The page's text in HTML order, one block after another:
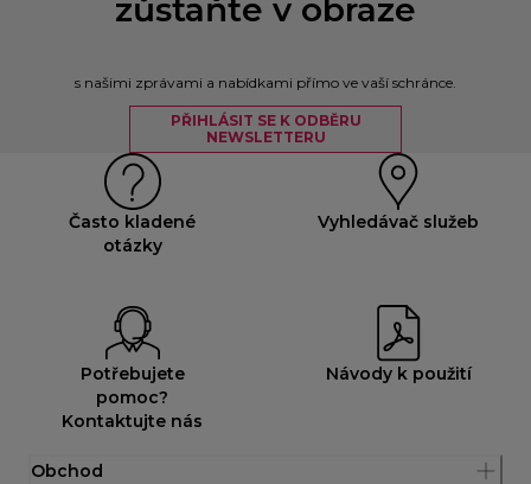
zůstaňte v obraze
s našimi zprávami a nabídkami přímo ve vaší schránce.
PŘIHLÁSIT SE K ODBĚRU
NEWSLETTERU
Často kladené
otázky
Vyhledávač služeb
Potřebujete
pomoc?
Kontaktujte nás
Návody k použití
Obchod